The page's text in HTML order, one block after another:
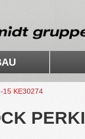
15 KE30274